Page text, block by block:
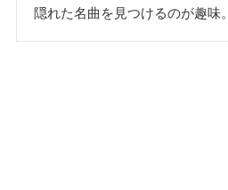
隠れた名曲を見つけるのが趣味。